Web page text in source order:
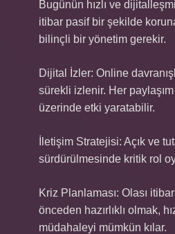
Bugünün hızlı ve
itibar pasif bir şekilde
bilinçli bir yönetim gerekir.
Dijital İzler: Online
sürekli izlenir. Her
üzerinde etki yaratabilir.
İletişim Stratejisi: Açık ve
sürdürülmesinde kritik rol
Kriz Planlaması: Olası itibar
önceden hazırlıklı olmak,
müdahaleyi mümkün kılar.